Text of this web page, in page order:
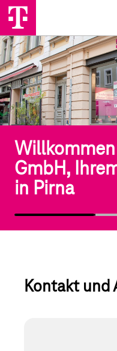
GmbH,
in Pirna
GmbH,
in Pirna
Kontakt und